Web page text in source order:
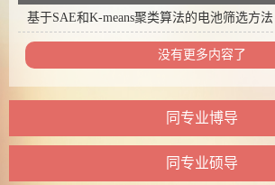
基于SAE和K-means聚类算法的电池筛选方法
没有更多内容了
同专业博导
同专业硕导